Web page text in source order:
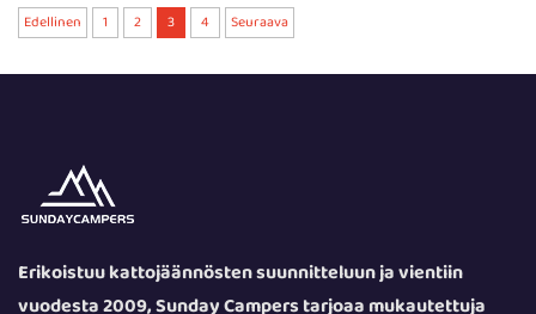
Edellinen 1 2 3 4 Seuraava
Erikoistuu kattojäännösten suunnitteluun ja vientiin
vuodesta 2009, Sunday Campers tarjoaa mukautettuja